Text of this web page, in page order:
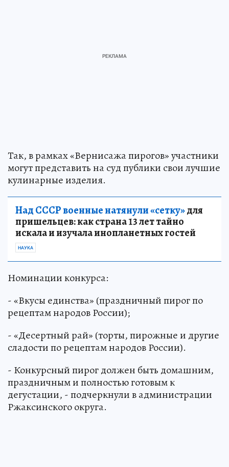
Так, в рамках «Вернисажа пирогов» участники
могут представить на суд публики свои лучшие
кулинарные изделия.
Над СССР военные натянули «сетку»для
пришельцев: как страна 13 лет тайно
искала и изучала инопланетных гостей
НАУКА
Номинации конкурса:
- «Вкусы единства» (праздничный пирог по
рецептам народов России);
- «Десертный рай» (торты, пирожные и другие
сладости по рецептам народов России).
- Конкурсный пирог должен быть домашним,
праздничным и полностью готовым к
дегустации, - подчеркнули в администрации
Ржаксинского округа.